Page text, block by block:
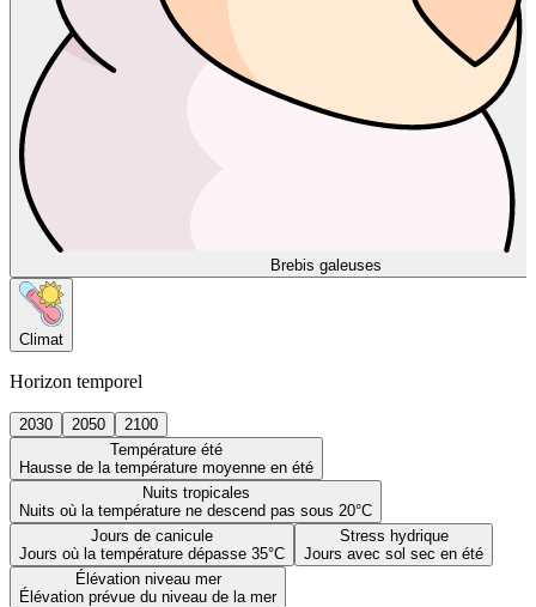
Brebis galeuses
Climat
Horizon temporel
2030 2050
2100
Température été
Hausse de la température moyenne en été
Nuits tropicales
Nuits où la température ne descend pas sous 20°C
Jours de canicule
Jours où la température dépasse 35°C
Stress hydrique
Jours avec sol sec en été
Élévation niveau mer
Élévation prévue du niveau de la mer